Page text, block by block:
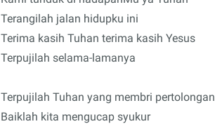
Terangilah jalan hidupku ini
Terima kasih Tuhan terima kasih Yesus
Terpujilah selama-lamanya
Terpujilah Tuhan yang membri pertolongan
Baiklah kita mengucap syukur